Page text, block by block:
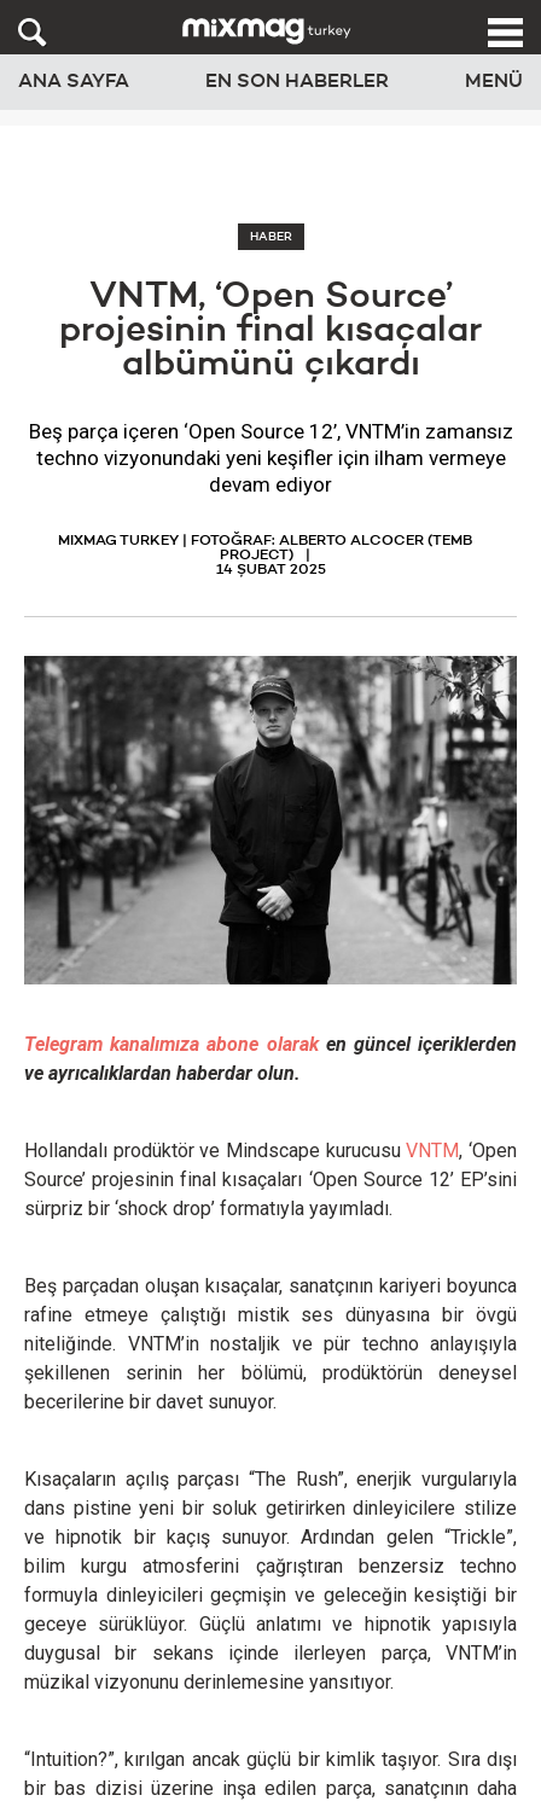
ANA SAYFA EN SON HABERLER MENÜ
HABER
VNTM, ‘Open Source’
projesinin final kısaçalar
albümünü çıkardı
Beş parça içeren ‘Open Source 12’, VNTM’in zamansız
techno vizyonundaki yeni keşifler için ilham vermeye
devam ediyor
MIXMAG TURKEY | FOTOĞRAF: ALBERTO ALCOCER (TEMB
PROJECT)
14 ŞUBAT 2025
Telegram kanalımıza abone olaraken güncel içeriklerden
ve ayrıcalıklardan haberdar olun.
Hollandalı prodüktör ve Mindscape kurucusuVNTM, ‘Open
Source’ projesinin final kısaçaları ‘Open Source 12’ EP’sini
sürpriz bir ‘shock drop’ formatıyla yayımladı.
Beş parçadan oluşan kısaçalar, sanatçının kariyeri boyunca
rafine etmeye çalıştığı mistik ses dünyasına bir övgü
niteliğinde. VNTM’in nostaljik ve pür techno anlayışıyla
şekillenen serinin her bölümü, prodüktörün deneysel
becerilerine bir davet sunuyor.
Kısaçaların açılış parçası “The Rush”, enerjik vurgularıyla
dans pistine yeni bir soluk getirirken dinleyicilere stilize
ve hipnotik bir kaçış sunuyor. Ardından gelen “Trickle”,
bilim kurgu atmosferini çağrıştıran benzersiz techno
formuyla dinleyicileri geçmişin ve geleceğin kesiştiği bir
geceye sürüklüyor. Güçlü anlatımı ve hipnotik yapısıyla
duygusal bir sekans içinde ilerleyen parça, VNTM’in
müzikal vizyonunu derinlemesine yansıtıyor.
“Intuition?”, kırılgan ancak güçlü bir kimlik taşıyor. Sıra dışı
bir bas dizisi üzerine inşa edilen parça, sanatçının daha